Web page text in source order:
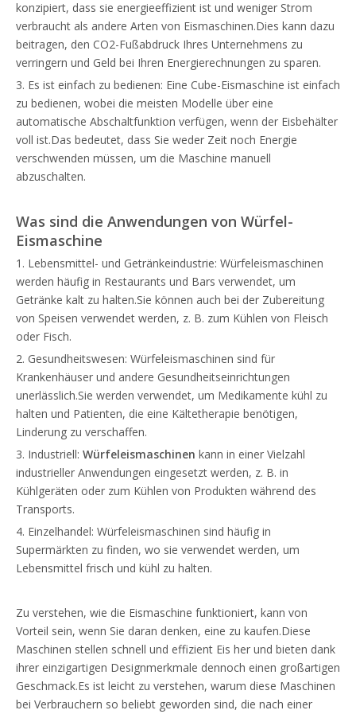
konzipiert, dass sie energieeffizient ist und weniger Strom
verbraucht als andere Arten von Eismaschinen.Dies kann dazu
beitragen, den CO2-Fußabdruck Ihres Unternehmens zu
verringern und Geld bei Ihren Energierechnungen zu sparen.
3. Es ist einfach zu bedienen: Eine Cube-Eismaschine ist einfach
zu bedienen, wobei die meisten Modelle über eine
automatische Abschaltfunktion verfügen, wenn der Eisbehälter
voll ist.Das bedeutet, dass Sie weder Zeit noch Energie
verschwenden müssen, um die Maschine manuell
abzuschalten.
Was sind die Anwendungen von Würfel-
Eismaschine
1. Lebensmittel- und Getränkeindustrie: Würfeleismaschinen
werden häufig in Restaurants und Bars verwendet, um
Getränke kalt zu halten.Sie können auch bei der Zubereitung
von Speisen verwendet werden, z. B. zum Kühlen von Fleisch
oder Fisch.
2. Gesundheitswesen: Würfeleismaschinen sind für
Krankenhäuser und andere Gesundheitseinrichtungen
unerlässlich.Sie werden verwendet, um Medikamente kühl zu
halten und Patienten, die eine Kältetherapie benötigen,
Linderung zu verschaffen.
3. Industriell: Würfeleismaschinen kann in einer Vielzahl
industrieller Anwendungen eingesetzt werden, z. B. in
Kühlgeräten oder zum Kühlen von Produkten während des
Transports.
4. Einzelhandel: Würfeleismaschinen sind häufig in
Supermärkten zu finden, wo sie verwendet werden, um
Lebensmittel frisch und kühl zu halten.
Zu verstehen, wie die Eismaschine funktioniert, kann von
Vorteil sein, wenn Sie daran denken, eine zu kaufen.Diese
Maschinen stellen schnell und effizient Eis her und bieten dank
ihrer einzigartigen Designmerkmale dennoch einen großartigen
Geschmack.Es ist leicht zu verstehen, warum diese Maschinen
bei Verbrauchern so beliebt geworden sind, die nach einer